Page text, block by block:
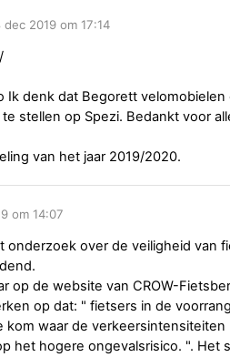
2019 om 17:14
Ik denk dat Begorett
stellen op Spezi. Bedankt voor
van het jaar 2019/2020.
om 14:07
onderzoek over de veiligheid van
op de website van CROW-
op dat: " fietsers in de
kom waar de
het hogere ongevalsrisico. ". Het